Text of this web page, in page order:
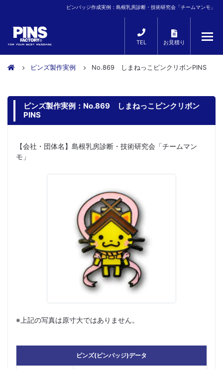
ピンバッジ作成実例：島根乳房診断・技術研究会「チームマンモ」
TEL お見積り
ピンズ製作実例 No.869 しまねっこピンクリボンPINS
ピンズ製作実例：No.869 しまねっこピンクリボン
PINS
【会社・団体名】島根乳房診断・技術研究会「チームマン
モ」
※上記の写真は原寸大ではありません。
ピンズ(ピンバッジ)データ